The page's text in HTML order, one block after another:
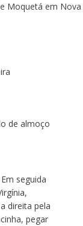
Moquetá em Nova
de almoço
seguida
direita pela
pegar